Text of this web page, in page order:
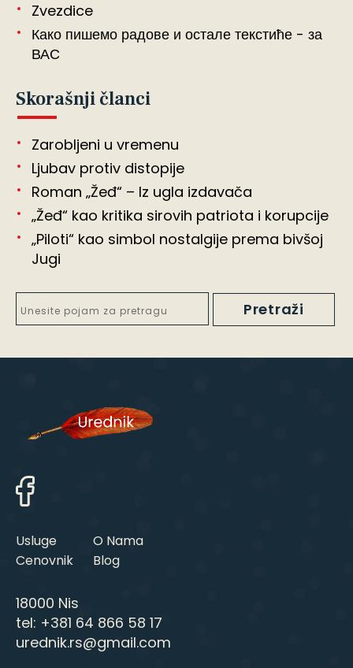
Zvezdice
Како пишемо радове и остале текстиће - за
ВАС
Skorašnji članci
Zarobljeni u vremenu
Ljubav protiv distopije
Roman „Žeđ“ – Iz ugla izdavača
„Žeđ“ kao kritika sirovih patriota i korupcije
„Piloti“ kao simbol nostalgije prema bivšoj
Jugi
Usluge
Cenovnik
O Nama
Blog
18000 Nis
tel: +381 64 866 58 17
urednik.rs@gmail.com